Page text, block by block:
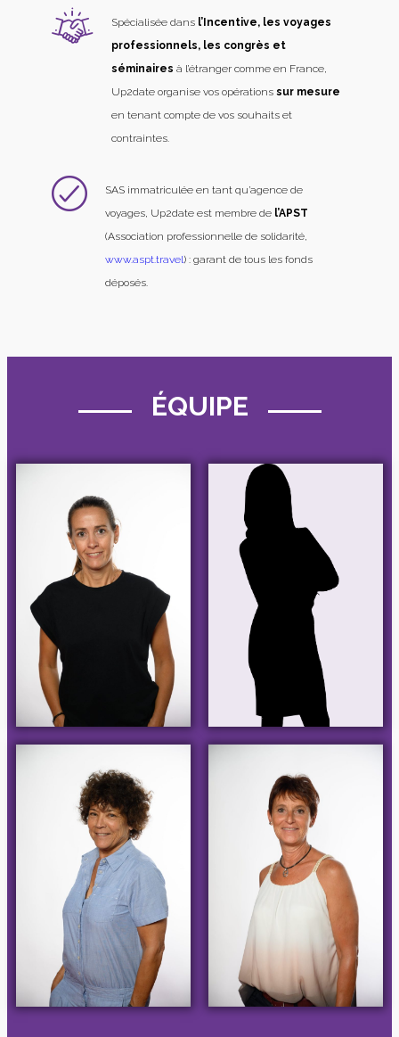
Spécialisée dans l’Incentive, les voyages
professionnels, les congrès et
séminaires à l’étranger comme en France,
Up2date organise vos opérations sur mesure
en tenant compte de vos souhaits et
contraintes.
SAS immatriculée en tant qu’agence de
voyages, Up2date est membre de l’APST
(Association professionnelle de solidarité,
www.aspt.travel) : garant de tous les fonds
déposés.
ÉQUIPE